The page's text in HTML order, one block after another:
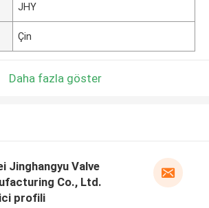
JHY
Çin
Daha fazla göster
Jinghangyu Valve
Co., Ltd.
profili